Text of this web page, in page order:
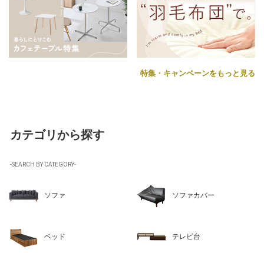
特集・キャンペーンをもっと見る
カテゴリから探す
-SEARCH BY CATEGORY-
ソファ ソファカバー
ベッド テレビ台